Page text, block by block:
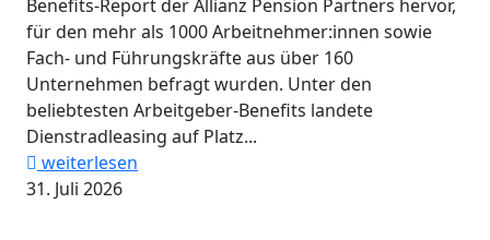
Benefits-Report der Allianz Pension Partners hervor,
für den mehr als 1000 Arbeitnehmer:innen sowie
Fach- und Führungskräfte aus über 160
Unternehmen befragt wurden. Unter den
beliebtesten Arbeitgeber-Benefits landete
Dienstradleasing auf Platz...
weiterlesen
31. Juli 2026